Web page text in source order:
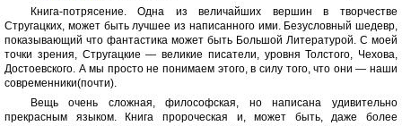
Книга-потрясение. Одна из величайших вершин в творчестве
Стругацких, может быть лучшее из написанного ими. Безусловный шедевр,
показывающий что фантастика может быть Большой Литературой. С моей
точки зрения, Стругацкие — великие писатели, уровня Толстого, Чехова,
Достоевского. А мы просто не понимаем этого, в силу того, что они — наши
современники(почти).
Вещь очень сложная, философская, но написана удивительно
прекрасным языком. Книга пророческая и, может быть, даже более